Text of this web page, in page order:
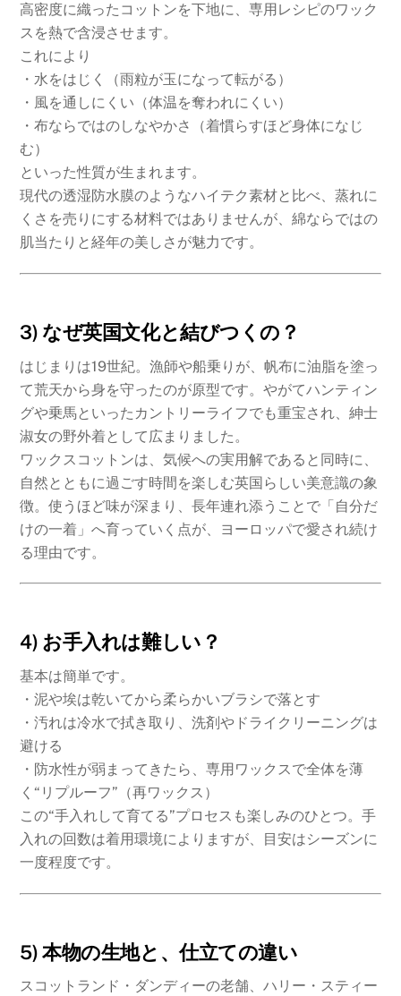
高密度に織ったコットンを下地に、専用レシピのワック
スを熱で含浸させます。
これにより
・水をはじく（雨粒が玉になって転がる）
・風を通しにくい（体温を奪われにくい）
・布ならではのしなやかさ（着慣らすほど身体になじ
む）
といった性質が生まれます。
現代の透湿防水膜のようなハイテク素材と比べ、蒸れに
くさを売りにする材料ではありませんが、綿ならではの
肌当たりと経年の美しさが魅力です。
3) なぜ英国文化と結びつくの？
はじまりは19世紀。漁師や船乗りが、帆布に油脂を塗っ
て荒天から身を守ったのが原型です。やがてハンティン
グや乗馬といったカントリーライフでも重宝され、紳士
淑女の野外着として広まりました。
ワックスコットンは、気候への実用解であると同時に、
自然とともに過ごす時間を楽しむ英国らしい美意識の象
徴。使うほど味が深まり、長年連れ添うことで「自分だ
けの一着」へ育っていく点が、ヨーロッパで愛され続け
る理由です。
4) お手入れは難しい？
基本は簡単です。
・泥や埃は乾いてから柔らかいブラシで落とす
・汚れは冷水で拭き取り、洗剤やドライクリーニングは
避ける
・防水性が弱まってきたら、専用ワックスで全体を薄
く“リプルーフ”（再ワックス）
この“手入れして育てる”プロセスも楽しみのひとつ。手
入れの回数は着用環境によりますが、目安はシーズンに
一度程度です。
5) 本物の生地と、仕立ての違い
スコットランド・ダンディーの老舗、ハリー・スティー